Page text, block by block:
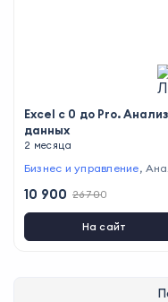
Exсel с 0 до Pro. Анализ
данных
2 месяца
Бизнес и управление,
10 900 26 700
На сайт